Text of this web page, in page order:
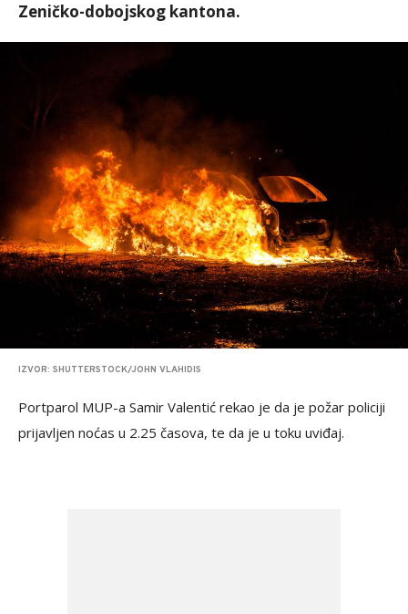
Zeničko-dobojskog kantona.
IZVOR: SHUTTERSTOCK/JOHN VLAHIDIS
Portparol MUP-a Samir Valentić rekao je da je požar policiji
prijavljen noćas u 2.25 časova, te da je u toku uviđaj.